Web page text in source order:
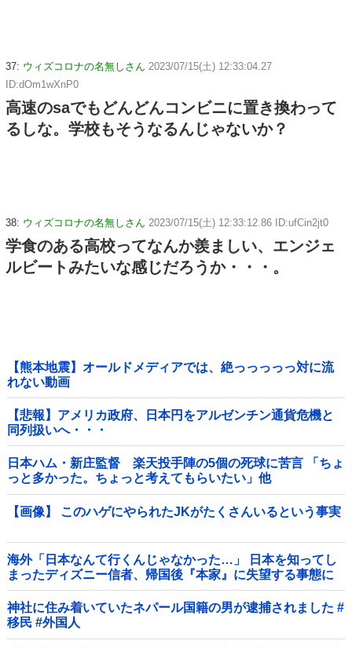
37: ウィズコロナの名無しさん 2023/07/15(土) 12:33:04.27
ID:dOm1wXnP0
高速のsaでもどんどんコンビニに置き換わって
るしな。学校もそうなるんじゃないか？
38: ウィズコロナの名無しさん 2023/07/15(土) 12:33:12.86 ID:ufCin2jt0
学食のある高校ってなんか羨ましい、エンジェ
ルビートみたいな感じだろうか・・・。
【熊本地震】オールドメディアでは、絶っっっっっ対に流
れない動画
【悲報】アメリカ政府、日本円をアルゼンチン通貨危機と
同列扱いへ・・・
日本ハム・新庄監督 楽天投手陣の5個の死球に苦言 「ちょ
っと多かった。ちょっと考えてもらいたい」他
【画像】 このハゲにやられたJKがたくさんいるという事実
海外「日本なんて行くんじゃなかった…」 日本を知ってし
まったディズニー信者、帰国後『本家』に失望する事態に
神社に住み着いていたネパール国籍の男が逮捕されました #
移民 #外国人